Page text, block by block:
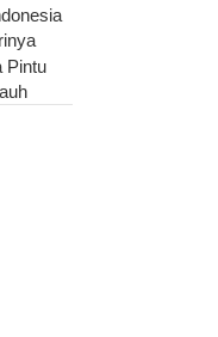
Pintu